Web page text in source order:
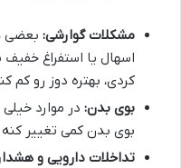
مشکلات گوارشی: بعضی
اسهال یا استفراغ
کردی، بهتره دوز رو کم
بوی بدن: در موارد خیلی
بوی بدن کمی تغییر
تداخلات دارویی و